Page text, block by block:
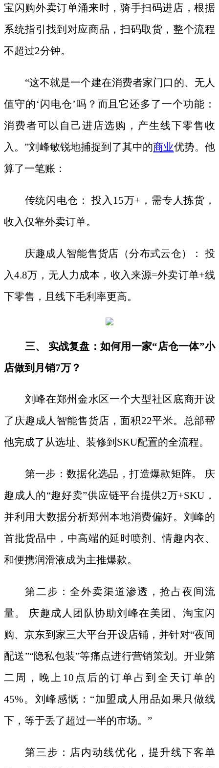
宝闪购外卖订单涌来时，骑手扫码进店，根据
系统指引找到对应商品，扫码取货，整个流程
不超过2分钟。
“这不就是一个建在消费者家门口的、无人
值守的‘闪电仓’吗？而且它还多了一个功能：
消费者可以自己进店选购，产生线下零售收
入。”刘峰敏锐地捕捉到了其中的商业优势。他
算了一笔账：
传统闪电仓： 投入 15万+，需专人拣货，
收入仅靠外卖订单。
庆趣成人智能售货店（分布式云仓）：
投
入4.8万，无人力成本，收入来源=外卖订单+线
下零售，且线下毛利率更高。
三、 实战复盘：如何用一家“店仓一体”小
店做到月销7万？
刘峰在郑州金水区一个大型社区底商开设
了庆趣成人智能售货店，面积22平米。总部帮
他完成了从选址、装修到SKU配置的全流程。
第一步：数据化选品，打造爆款矩阵。
庆
趣成人的“趣好卖”供应链平台提供2万+SKU，
并利用大数据分析郑州本地消费偏好。刘峰的
首批货品中，中高端的延时喷剂、情趣内衣、
和便携润滑液成为主推爆款。
第二步：全外卖渠道渗透，抢占夜间流
量。
庆趣成人团队协助刘峰在美团、淘宝闪
购、京东到家三大平台开设店铺，并针对“夜间
配送”“隐私包装”等痛点进行营销策划。开业第
二周，晚上10点后的订单占到全天订单的
45%。刘峰感慨：“加盟成人用品如果只做线
下，等于丢了超过一半的市场。”
第三步：店内动线优化，提升线下客单